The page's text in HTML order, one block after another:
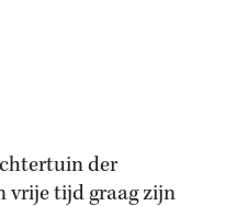
Zoek
der
vrije tijd graag zijn